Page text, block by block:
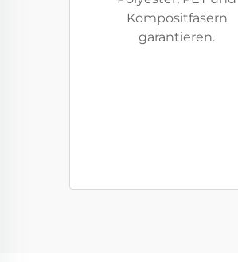
Kompositfasern
garantieren.